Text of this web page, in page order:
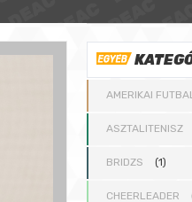
AMERIKAI
ASZTALITENISZ
BRIDZS (1)
CHEERLEADER